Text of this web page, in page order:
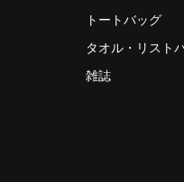
トートバッグ
タオル・リスト
雑誌